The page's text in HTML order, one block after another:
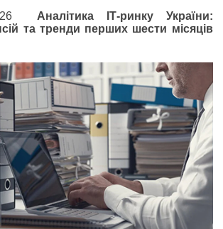
Аналітика ІТ-ринку України:
та тренди перших шести місяців